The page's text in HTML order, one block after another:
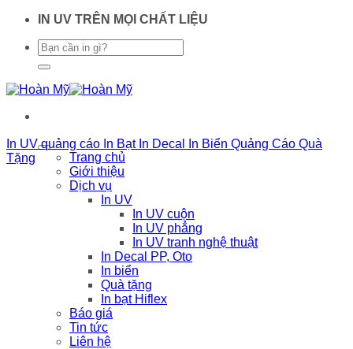
ChuyểnIN UV TRÊN MỌI CHẤT LIỆU
Trang chủ
Giới thiệu
Dịch vụ
In UV
In UV cuộn
In UV phẳng
In UV tranh nghệ thuật
In Decal PP, Oto
In biển
Quà tặng
In bạt Hiflex
Báo giá
Tin tức
Liên hệ
In UV quảng cáo In Bạt In Decal In Biển Quảng Cáo Quà
Tặng